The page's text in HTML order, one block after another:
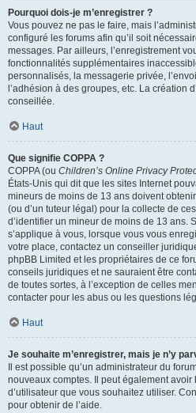
Pourquoi dois-je m’enregistrer ?
Vous pouvez ne pas le faire, mais
configuré les forums afin qu’il soit
messages. Par ailleurs, l’enregistrement
fonctionnalités supplémentaires
personnalisés, la messagerie privée,
l’adhésion à des groupes, etc. La création
conseillée.
Haut
Que signifie COPPA ?
COPPA (ou Children’s Online Privacy
États-Unis qui dit que les sites Internet
mineurs de moins de 13 ans doivent
(ou d’un tuteur légal) pour la collecte de
d’identifier un mineur de moins de 13 ans.
s’applique à vous, lorsque vous vous
votre place, contactez un conseiller
phpBB Limited et les propriétaires de ce
conseils juridiques et ne sauraient être
de toutes sortes, à l’exception de celles
contacter pour les abus ou les questions
Haut
Je souhaite m’enregistrer, mais je n’y
Il est possible qu’un administrateur du
nouveaux comptes. Il peut également
d’utilisateur que vous souhaitez utiliser.
pour obtenir de l’aide.